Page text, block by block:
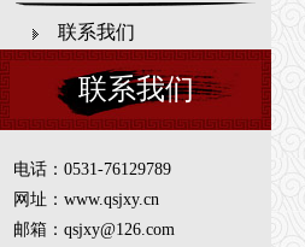
联系我们
联系我们
电话：0531-76129789
网址：www.qsjxy.cn
邮箱：qsjxy@126.com